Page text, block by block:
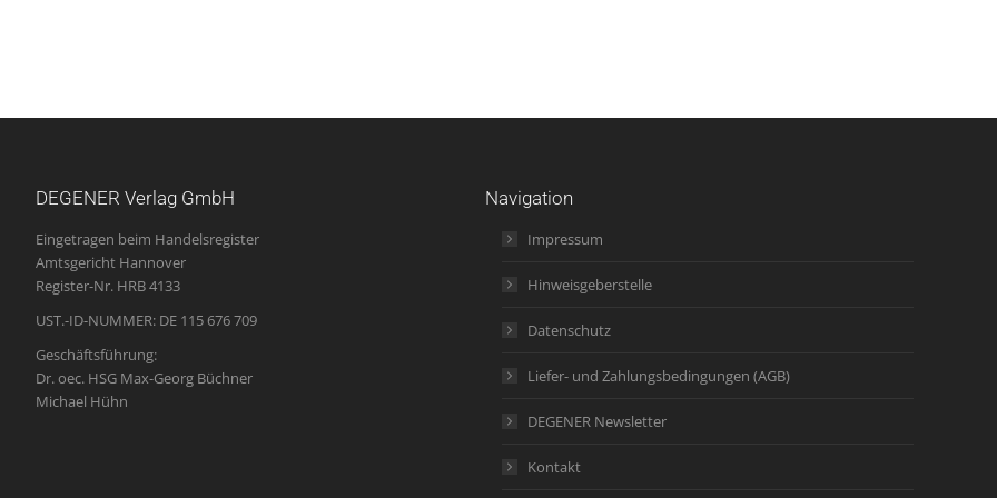
DEGENER Verlag GmbH
Eingetragen beim Handelsregister
Amtsgericht Hannover
Register-Nr. HRB 4133
UST.-ID-NUMMER: DE 115 676 709
Geschäftsführung:
Dr. oec. HSG Max-Georg Büchner
Michael Hühn
Navigation
Impressum
Hinweisgeberstelle
Datenschutz
Liefer- und Zahlungsbedingungen (AGB)
DEGENER Newsletter
Kontakt